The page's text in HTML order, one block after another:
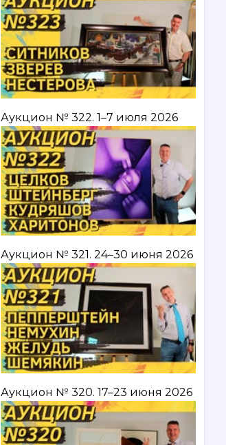
Аукцион № 322. 1–7 июля 2026
Аукцион № 321. 24–30 июня 2026
Аукцион № 320. 17–23 июня 2026